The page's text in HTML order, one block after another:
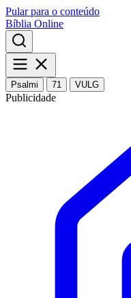
Pular para o conteúdo
Bíblia Online
Psalmi 71 VULG
Publicidade